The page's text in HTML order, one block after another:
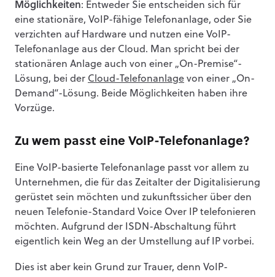
Möglichkeiten: Entweder Sie entscheiden sich für
eine stationäre, VoIP-fähige Telefonanlage, oder Sie
verzichten auf Hardware und nutzen eine VoIP-
Telefonanlage aus der Cloud. Man spricht bei der
stationären Anlage auch von einer „On-Premise“-
Lösung, bei der Cloud-Telefonanlage von einer „On-
Demand“-Lösung. Beide Möglichkeiten haben ihre
Vorzüge.
Zu wem passt eine VoIP-Telefonanlage?
Eine VoIP-basierte Telefonanlage passt vor allem zu
Unternehmen, die für das Zeitalter der Digitalisierung
gerüstet sein möchten und zukunftssicher über den
neuen Telefonie-Standard Voice Over IP telefonieren
möchten. Aufgrund der ISDN-Abschaltung führt
eigentlich kein Weg an der Umstellung auf IP vorbei.
Dies ist aber kein Grund zur Trauer, denn VoIP-